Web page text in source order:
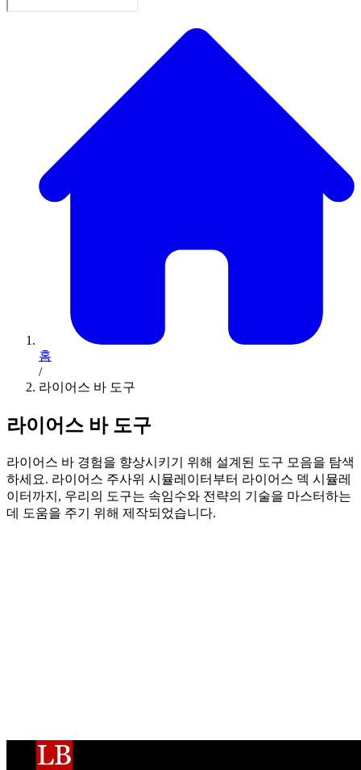
홈
/
라이어스 바 도구
라이어스 바 도구
라이어스 바 경험을 향상시키기 위해 설계된 도구 모음을 탐색
하세요. 라이어스 주사위 시뮬레이터부터 라이어스 덱 시뮬레
이터까지, 우리의 도구는 속임수와 전략의 기술을 마스터하는
데 도움을 주기 위해 제작되었습니다.